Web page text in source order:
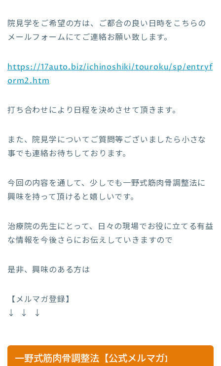
院見学をご希望の方は、ご都合の良い日時をこちらの
メールフォームにてご連絡お願い致します。
https://17auto.biz/ichinoshiki/touroku/sp/entryf
orm2.htm
打ち合わせにより日程を決めさせて頂きます。
また、院見学についてご質問等ございましたら小さな
事でも連絡お待ちしております。
今回の内容を通して、少しでも一野式筋肉骨調整法に
興味を持って頂けると嬉しいです。
治療院の先生にとって、日々の現場でお役に立てる有益
な情報を今後さらにお伝えしていきますので
是非、興味のある方は
【メルマガ登録】
↓ ↓ ↓
一野式筋肉骨調整法【公式メルマガ】